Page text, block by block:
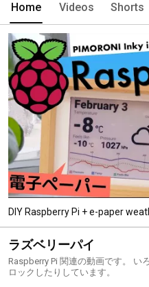
Home Videos Shorts
DIY Raspberry Pi + e-paper
ラズベリーパイ
Raspberry Pi 関連の動画です。 い
ロックしたりしています。